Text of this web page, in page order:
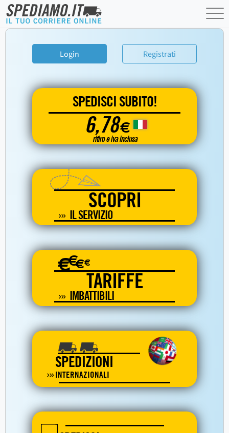
Login Registrati
SPEDISCI SUBITO!
6,78€
ritiro e iva inclusa
SCOPRI
IL SERVIZIO
€€€€
TARIFFE
IMBATTIBILI
SPEDIZIONI
INTERNAZIONALI